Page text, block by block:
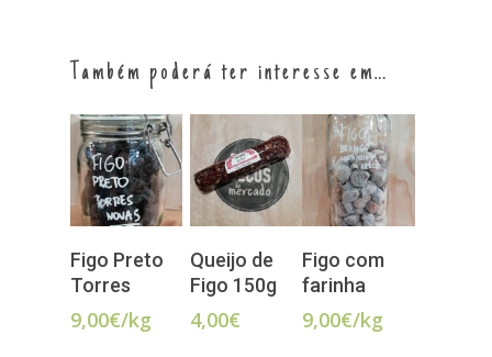
Também poderá ter interesse em…
LER MAIS
Figo Preto
Torres
9,00€/kg
VER
OPÇÕES
Queijo de
Figo 150g
4,00€
ADICIONAR
Figo com
farinha
9,00€/kg